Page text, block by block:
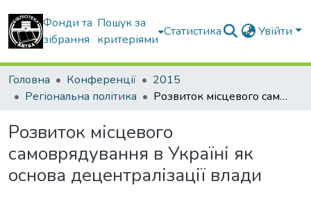
Фонди та
зібрання
Пошук за
критеріями
Статистика Увійти
Головна Конференції
2015
Регіональна політика
Розвиток місцевого самоврядування в Україні як основа децентралізації влади
Розвиток місцевого
самоврядування в Україні як
основа децентралізації влади